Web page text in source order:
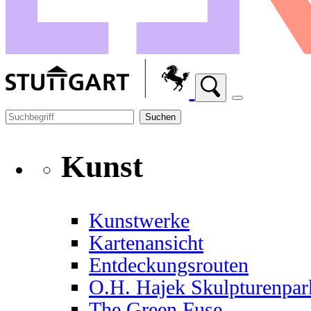
Suchen
Kunst
Kunstwerke
Kartenansicht
Entdeckungsrouten
O.H. Hajek